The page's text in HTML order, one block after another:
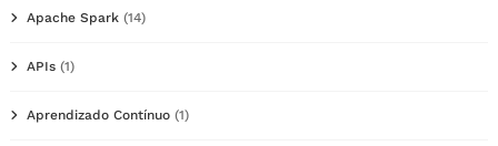
Apache Spark (14)
APIs (1)
Aprendizado Contínuo (1)